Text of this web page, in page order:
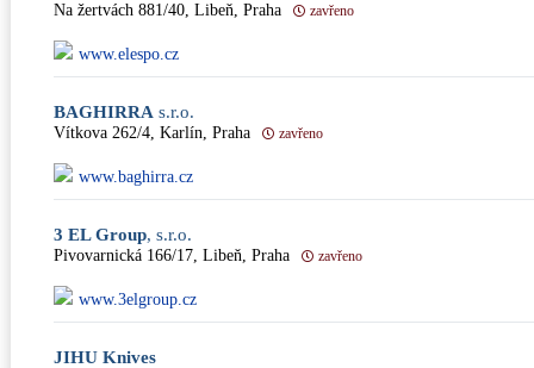
Na žertvách 881/40, Libeň, Praha zavřeno
www.elespo.cz
BAGHIRRA s.r.o.
Vítkova 262/4, Karlín, Praha zavřeno
www.baghirra.cz
3 EL Group, s.r.o.
Pivovarnická 166/17, Libeň, Praha zavřeno
www.3elgroup.cz
JIHU Knives